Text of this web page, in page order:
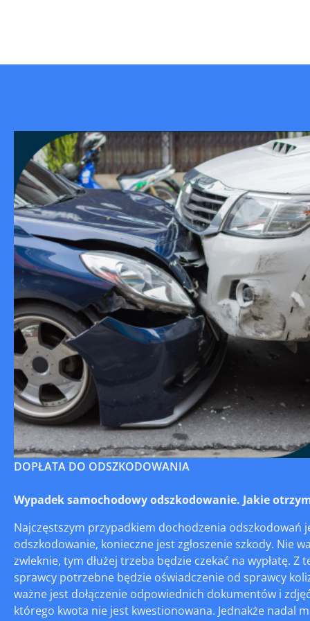
DOPŁATA DO ODSZKODOWANIA
Wypadek samochodowy odszkodowanie. Jakie
Najczęstszym przypadkiem dochodzenia odszkodowań
odszkodowanie, konieczne jest zgłoszenie szkody. Nie
zwleknie, tym dłużej trzeba będzie czekać na wypłatę.
sprawcy potrzebne będzie oświadczenie od sprawcy
ważne jest dołączenie odpowiednich dokumentów i
którego kwota nie jest kwestionowana. Jednakże nadal